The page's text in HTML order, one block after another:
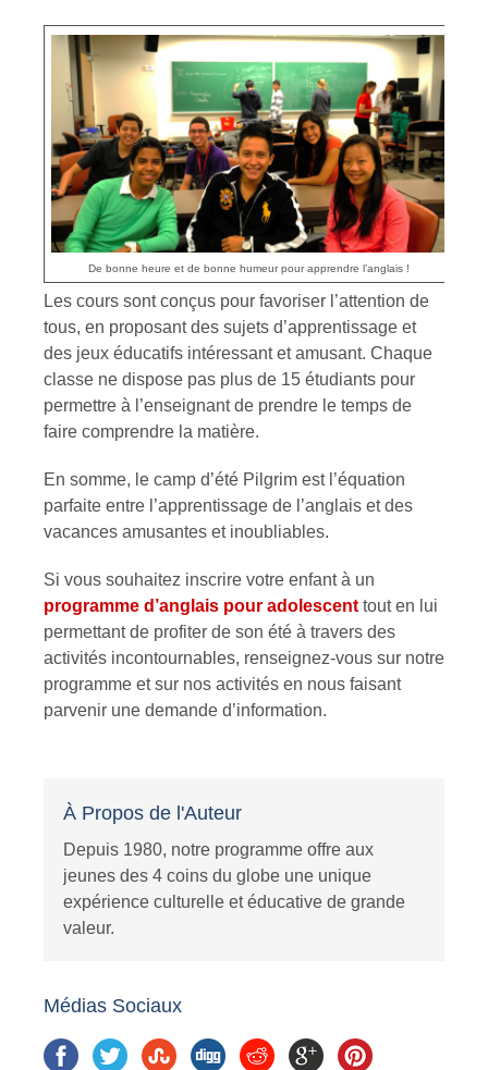
De bonne heure et de bonne humeur pour apprendre l’anglais !
Les cours sont conçus pour favoriser l’attention de
tous, en proposant des sujets d’apprentissage et
des jeux éducatifs intéressant et amusant. Chaque
classe ne dispose pas plus de 15 étudiants pour
permettre à l’enseignant de prendre le temps de
faire comprendre la matière.
En somme, le camp d’été Pilgrim est l’équation
parfaite entre l’apprentissage de l’anglais et des
vacances amusantes et inoubliables.
Si vous souhaitez inscrire votre enfant à un
programme d’anglais pour adolescent tout en lui
permettant de profiter de son été à travers des
activités incontournables, renseignez-vous sur notre
programme et sur nos activités en nous faisant
parvenir une demande d’information.
À Propos de l'Auteur
Depuis 1980, notre programme offre aux
jeunes des 4 coins du globe une unique
expérience culturelle et éducative de grande
valeur.
Médias Sociaux